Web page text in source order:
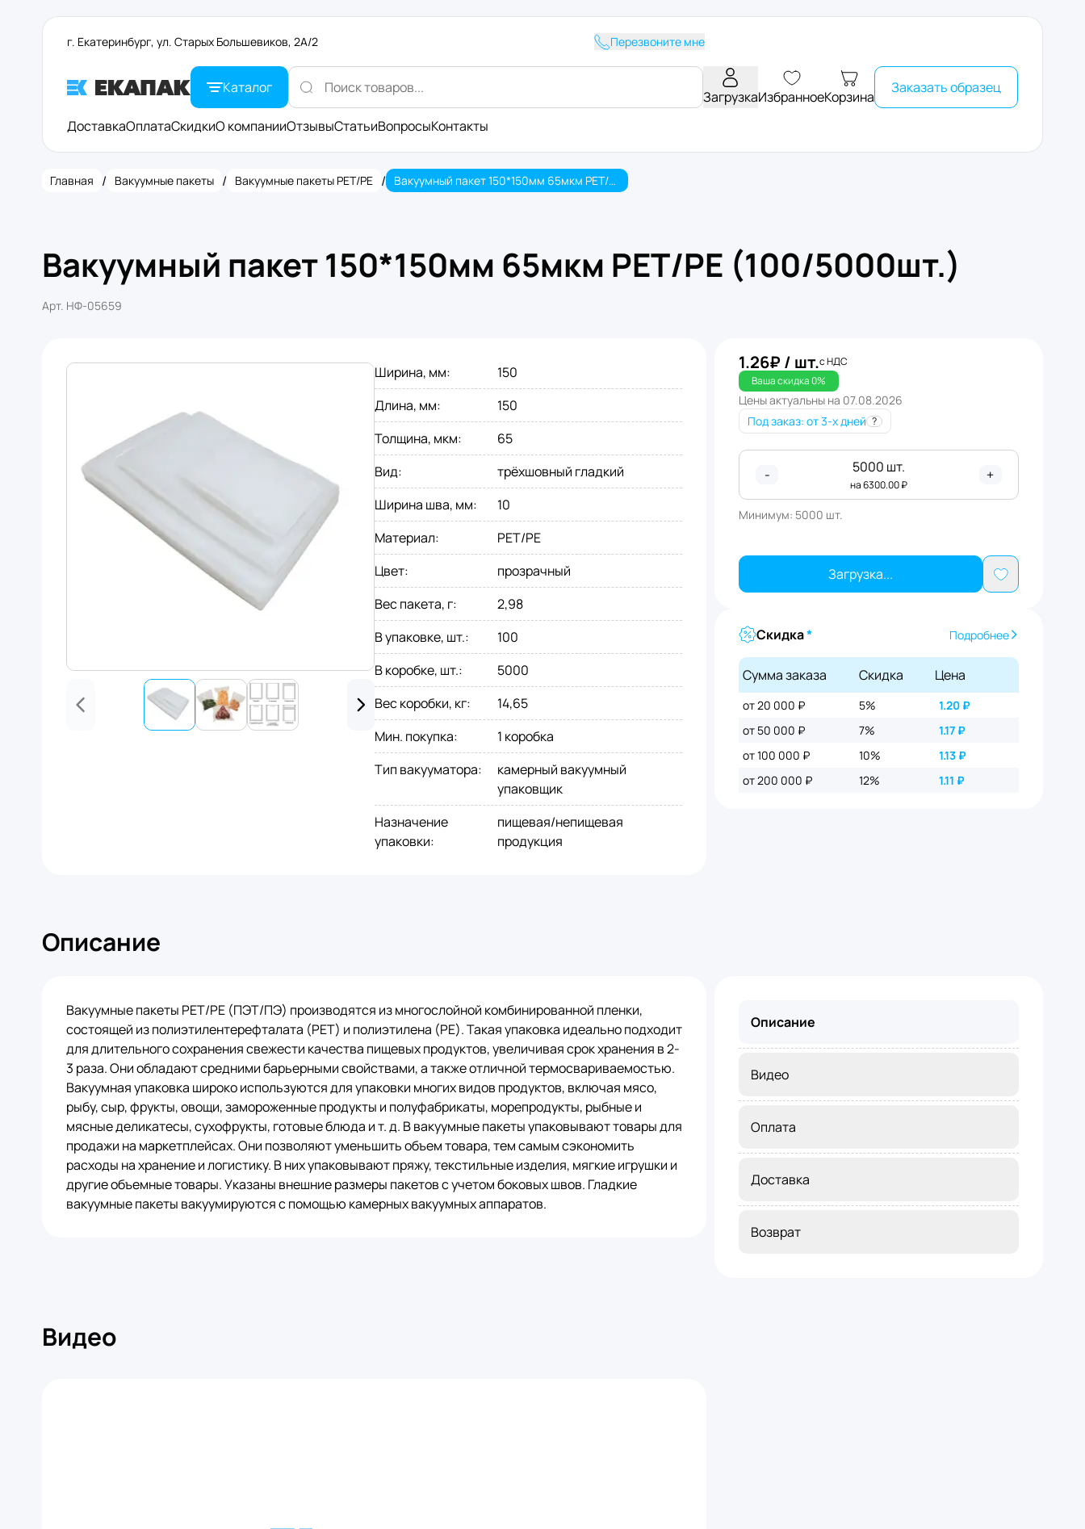
г. Екатеринбург, ул. Старых Большевиков, 2А/2 Перезвоните мне
Каталог
ЗагрузкаИзбранноеКорзина
Заказать образец
ДоставкаОплатаСкидкиО компанииОтзывыСтатьиВопросыКонтакты
Главная / Вакуумные пакеты / Вакуумные пакеты PET/PE / Вакуумный пакет 150*150мм 65мкм PET/PE (100/5000шт.)
Вакуумный пакет 150*150мм 65мкм PET/PE (100/5000шт.)
Арт. НФ-05659
Ширина, мм:
150
Длина, мм:
150
Толщина, мкм:
65
Вид:
трёхшовный гладкий
Ширина шва, мм:
10
Материал:
PET/PE
Цвет:
прозрачный
Вес пакета, г:
2,98
В упаковке, шт.:
100
В коробке, шт.:
5000
Вес коробки, кг:
14,65
Мин. покупка:
1 коробка
Тип вакууматора:
камерный вакуумный
упаковщик
Назначение
упаковки:
пищевая/непищевая
продукция
1.26₽ / шт.с НДС
Ваша скидка0%
Цены актуальны на 07.08.2026
Под заказ: от 3-х дней ?
- 5000 шт.
на6300.00₽
+
Минимум: 5000 шт.
Загрузка...
Скидка* Подробнее
Сумма заказа Скидка Цена
от 20 000 ₽ 5% 1.20₽
от 50 000 ₽
7% 1.17₽
от 100 000 ₽
10% 1.13₽
от 200 000 ₽
12% 1.11 ₽
Описание
Вакуумные пакеты PET/PE (ПЭТ/ПЭ) производятся из многослойной комбинированной пленки,
состоящей из полиэтилентерефталата (PET) и полиэтилена (PE). Такая упаковка идеально подходит
для длительного сохранения свежести качества пищевых продуктов, увеличивая срок хранения в 2-
3 раза. Они обладают средними барьерными свойствами, а также отличной термосвариваемостью.
Вакуумная упаковка широко используются для упаковки многих видов продуктов, включая мясо,
рыбу, сыр, фрукты, овощи, замороженные продукты и полуфабрикаты, морепродукты, рыбные и
мясные деликатесы, сухофрукты, готовые блюда и т. д. В вакуумные пакеты упаковывают товары для
продажи на маркетплейсах. Они позволяют уменьшить объем товара, тем самым сэкономить
расходы на хранение и логистику. В них упаковывают пряжу, текстильные изделия, мягкие игрушки и
другие объемные товары. Указаны внешние размеры пакетов с учетом боковых швов. Гладкие
вакуумные пакеты вакуумируются с помощью камерных вакуумных аппаратов.
Видео
Описание
Видео
Оплата
Доставка
Возврат